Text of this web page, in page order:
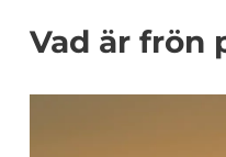
Vad är frön